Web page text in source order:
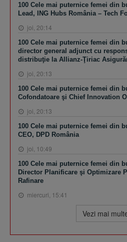
100 Cele mai puternice femei din
Lead, ING Hubs România – Tech
joi, 20:14
100 Cele mai puternice femei din
director general adjunct cu
distribuţie la Allianz-Ţiriac
joi, 20:13
100 Cele mai puternice femei din
Cofondatoare şi Chief Innovation
joi, 20:13
100 Cele mai puternice femei din
CEO, DPD România
joi, 10:49
100 Cele mai puternice femei din
Director Planificare şi Optimizare
Rafinare
miercuri, 15:41
Vezi mai